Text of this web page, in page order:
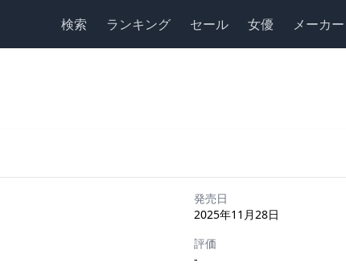
検索 ランキング セール 女優 メーカー
発売日
2025年11月28日
評価
-